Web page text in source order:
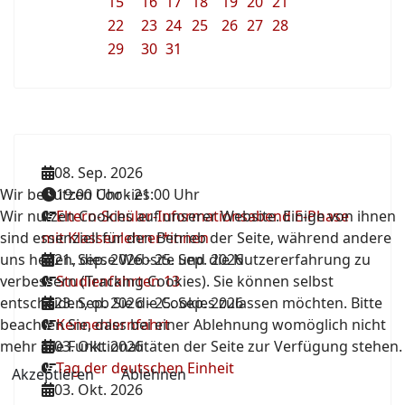
22
23 24 25 26 27 28
29
30 31
08. Sep. 2026
19:00 Uhr-21:00 Uhr
Eltern-Schüler-Informationsabend E-Phase
mit Klassenlehrer*innen
21. Sep. 2026-25. Sep. 2026
Studienfahrten 13
23. Sep. 2026-25. Sep. 2026
Kennenlernfahrt
03. Okt. 2026
Tag der deutschen Einheit
03. Okt. 2026
Wir benutzen Cookies
Wir nutzen Cookies auf unserer Website. Einige von ihnen
sind essenziell für den Betrieb der Seite, während andere
uns helfen, diese Website und die Nutzererfahrung zu
verbessern (Tracking Cookies). Sie können selbst
entscheiden, ob Sie die Cookies zulassen möchten. Bitte
beachten Sie, dass bei einer Ablehnung womöglich nicht
mehr alle Funktionalitäten der Seite zur Verfügung stehen.
Akzeptieren
Ablehnen